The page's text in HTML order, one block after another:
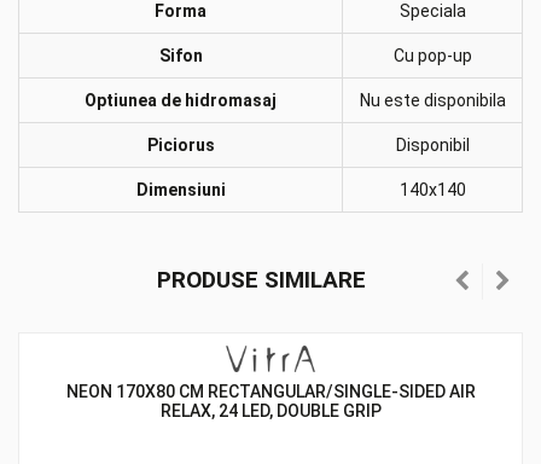
Forma Speciala
Sifon Сu pop-up
Optiunea de hidromasaj Nu este disponibila
Piciorus Disponibil
Dimensiuni 140x140
PRODUSE SIMILARE
NEON 170X80 CM RECTANGULAR/SINGLE-SIDED AIR
RELAX, 24 LED, DOUBLE GRIP